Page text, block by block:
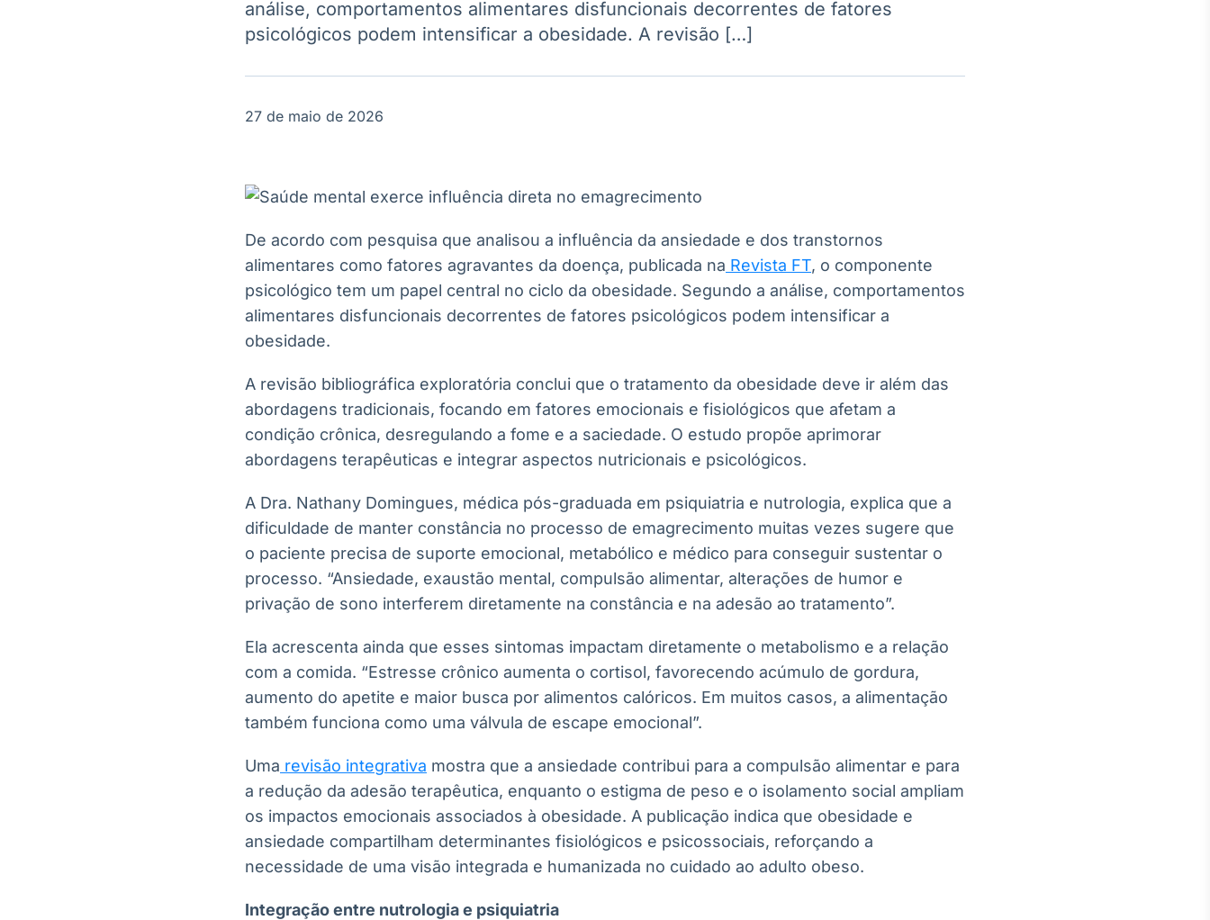
OTC
Plataforma para
negociação de
Datafeed
APIs para
integração de
dados
Ticker
Cotações e
Widgets
Componentes
Wallboard
Conteúdos e
Curadoria
Curadoria de
conteúdos
inteligente de
notícias e
plataforma para
analisar fundos
no Brasil
análise, comportamentos alimentares disfuncionais decorrentes de fatores
psicológicos podem intensificar a obesidade. A revisão […]
27 de maio de 2026
De acordo com pesquisa que analisou a influência da ansiedade e dos transtornos
alimentares como fatores agravantes da doença, publicada na Revista FT, o componente
psicológico tem um papel central no ciclo da obesidade. Segundo a análise, comportamentos
alimentares disfuncionais decorrentes de fatores psicológicos podem intensificar a
obesidade.
A revisão bibliográfica exploratória conclui que o tratamento da obesidade deve ir além das
abordagens tradicionais, focando em fatores emocionais e fisiológicos que afetam a
condição crônica, desregulando a fome e a saciedade. O estudo propõe aprimorar
abordagens terapêuticas e integrar aspectos nutricionais e psicológicos.
A Dra. Nathany Domingues, médica pós-graduada em psiquiatria e nutrologia, explica que a
dificuldade de manter constância no processo de emagrecimento muitas vezes sugere que
o paciente precisa de suporte emocional, metabólico e médico para conseguir sustentar o
processo. “Ansiedade, exaustão mental, compulsão alimentar, alterações de humor e
privação de sono interferem diretamente na constância e na adesão ao tratamento”.
Ela acrescenta ainda que esses sintomas impactam diretamente o metabolismo e a relação
com a comida. “Estresse crônico aumenta o cortisol, favorecendo acúmulo de gordura,
aumento do apetite e maior busca por alimentos calóricos. Em muitos casos, a alimentação
também funciona como uma válvula de escape emocional”.
Uma revisão integrativa mostra que a ansiedade contribui para a compulsão alimentar e para
a redução da adesão terapêutica, enquanto o estigma de peso e o isolamento social ampliam
os impactos emocionais associados à obesidade. A publicação indica que obesidade e
ansiedade compartilham determinantes fisiológicos e psicossociais, reforçando a
necessidade de uma visão integrada e humanizada no cuidado ao adulto obeso.
Integração entre nutrologia e psiquiatria